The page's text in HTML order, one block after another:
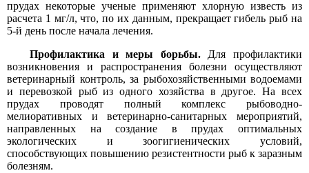
прудах некоторые ученые применяют хлорную известь из
расчета 1 мг/л, что, по их данным, прекращает гибель рыб на
5-й день после начала лечения.
Профилактика и меры борьбы.Для профилактики
возникновения и распространения болезни осуществляют
ветеринарный контроль, за рыбохозяйственными водоемами
и перевозкой рыб из одного хозяйства в другое. На всех
прудах проводят полный комплекс рыбоводно-
мелиоративных и ветеринарно-санитарных мероприятий,
направленных на создание в прудах оптимальных
экологических и зоогигиенических условий,
способствующих повышению резистентности рыб к заразным
болезням.